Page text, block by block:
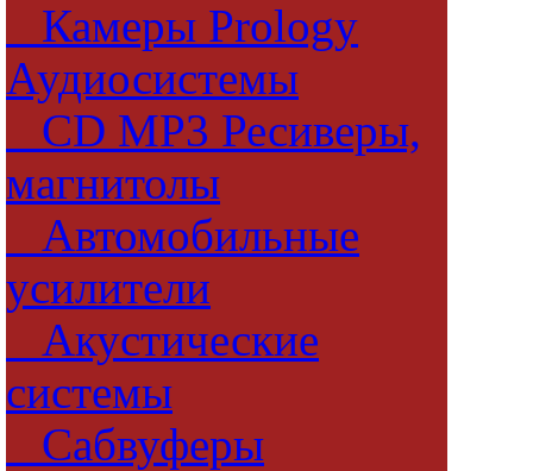
Камеры Prology
Аудиосистемы
CD MP3 Ресиверы,
магнитолы
Автомобильные
усилители
Акустические
системы
Сабвуферы